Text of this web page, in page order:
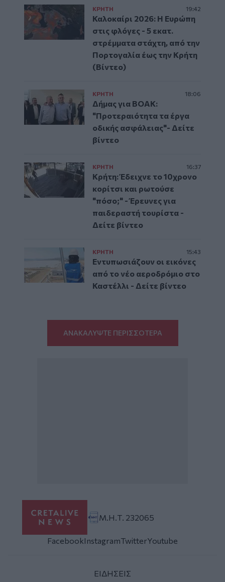
ΚΡΗΤΗ 19:42
Καλοκαίρι 2026: Η Ευρώπη
στις φλόγες - 5 εκατ.
στρέμματα στάχτη, από την
Πορτογαλία έως την Κρήτη
(Βίντεο)
ΚΡΗΤΗ 18:06
Δήμας για ΒΟΑΚ:
"Προτεραιότητα τα έργα
οδικής ασφάλειας"- Δείτε
βίντεο
ΚΡΗΤΗ 16:37
Κρήτη: Έδειχνε το 10χρονο
κορίτσι και ρωτούσε
"πόσο;" - Έρευνες για
παιδεραστή τουρίστα -
Δείτε βίντεο
ΚΡΗΤΗ 15:43
Εντυπωσιάζουν οι εικόνες
από το νέο αεροδρόμιο στο
Καστέλλι - Δείτε βίντεο
ΑΝΑΚΑΛΥΨΤΕ ΠΕΡΙΣΣΟΤΕΡΑ
Μ.Η.Τ. 232065
FacebookInstagramTwitterYoutube
ΕΙΔΗΣΕΙΣ